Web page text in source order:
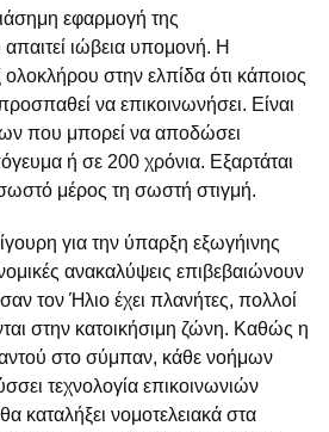
εφαρμογή της
ιώβεια υπομονή. Η
ολοκλήρου στην ελπίδα ότι κάποιος
να επικοινωνήσει. Είναι
που μπορεί να αποδώσει
ή σε 200 χρόνια. Εξαρτάται
μέρος τη σωστή στιγμή.
για την ύπαρξη εξωγήινης
ανακαλύψεις επιβεβαιώνουν
τον Ήλιο έχει πλανήτες, πολλοί
στην κατοικήσιμη ζώνη. Καθώς η
στο σύμπαν, κάθε νοήμων
τεχνολογία επικοινωνιών
καταλήξει νομοτελειακά στα